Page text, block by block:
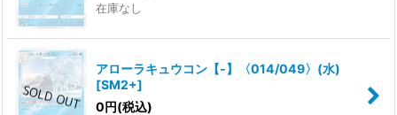
在庫なし
アローラキュウコン【-】〈014/049〉(水)
[SM2+]
0円(税込)